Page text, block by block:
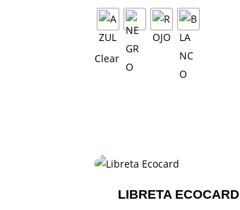
Clear
LIBRETA ECOCARD